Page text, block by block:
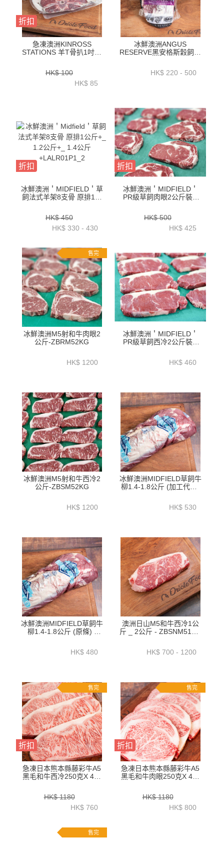
折扣
急凍澳洲KINROSS
STATIONS 羊T骨扒1吋厚
HK$ 100
HK$ 85
冰鮮澳洲ANGUS
RESERVE黑安格斯穀飼肉
公斤+_1.4公斤+／1.7公斤
+ ／2.1公斤+_2.5公斤+ -
HK$ 220 - 500
折扣
冰鮮澳洲＇MIDFIELD＇草
飼法式羊架8支骨 原排1公
+LALR01P1_2
HK$ 450
HK$ 330 - 430
折扣
冰鮮澳洲＇MIDFIELD＇
PR級草飼肉眼2公斤裝--
HK$ 500
HK$ 425
售完
冰鮮澳洲M5射和牛肉眼2
公斤-ZBRM52KG
HK$ 1200
冰鮮澳洲＇MIDFIELD＇
PR級草飼西冷2公斤裝--
HK$ 460
冰鮮澳洲M5射和牛西冷2
公斤-ZBSM52KG
HK$ 1200
冰鮮澳洲MIDFIELD草飼牛
柳1.4-1.8公斤 (加工代切)
HK$ 530
冰鮮澳洲MIDFIELD草飼牛
柳1.4-1.8公斤 (原條) -
HK$ 480
澳洲日山M5和牛西冷1公
斤 _ 2公斤 - ZBSNM51KG
HK$ 700 - 1200
售完
折扣
急凍日本熊本縣藤彩牛A5
黑毛和牛西冷250克X 4件
HK$ 1180
HK$ 760
售完
折扣
急凍日本熊本縣藤彩牛A5
黑毛和牛肉眼250克X 4件
HK$ 1180
HK$ 800
售完